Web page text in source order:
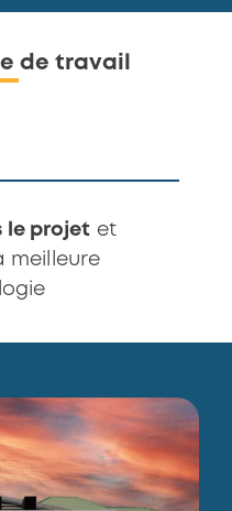
de travail
accord et